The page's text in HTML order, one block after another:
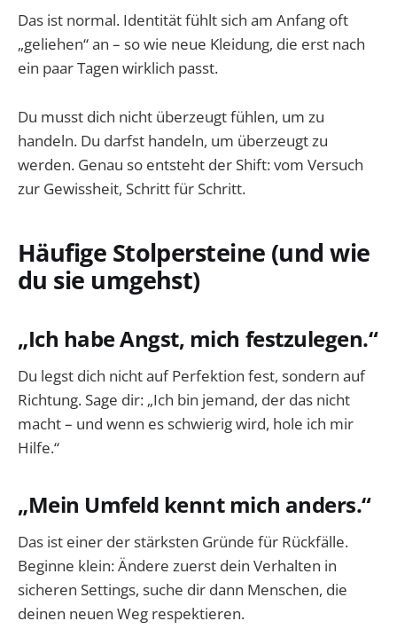
Das ist normal. Identität fühlt sich am Anfang oft
„geliehen“ an – so wie neue Kleidung, die erst nach
ein paar Tagen wirklich passt.
Du musst dich nicht überzeugt fühlen, um zu
handeln. Du darfst handeln, um überzeugt zu
werden. Genau so entsteht der Shift: vom Versuch
zur Gewissheit, Schritt für Schritt.
Häufige Stolpersteine (und wie
du sie umgehst)
„Ich habe Angst, mich festzulegen.“
Du legst dich nicht auf Perfektion fest, sondern auf
Richtung. Sage dir: „Ich bin jemand, der das nicht
macht – und wenn es schwierig wird, hole ich mir
Hilfe.“
„Mein Umfeld kennt mich anders.“
Das ist einer der stärksten Gründe für Rückfälle.
Beginne klein: Ändere zuerst dein Verhalten in
sicheren Settings, suche dir dann Menschen, die
deinen neuen Weg respektieren.